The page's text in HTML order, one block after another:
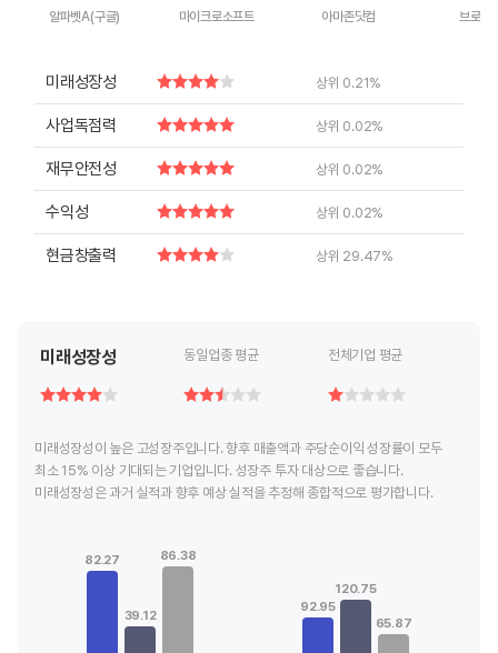
알파벳A(구글) 마이크로소프트 아마존닷컴 브로드
미래성장성 상위 0.21%
사업독점력 상위 0.02%
재무안전성 상위 0.02%
수익성 상위 0.02%
현금창출력 상위 29.47%
미래성장성 동일업종 평균 전체기업 평균
미래성장성이 높은 고성장주입니다. 향후 매출액과 주당순이익 성장률이 모두
최소 15% 이상 기대되는 기업입니다. 성장주 투자 대상으로 좋습니다.
미래성장성은 과거 실적과 향후 예상 실적을 추정해 종합적으로 평가합니다.
View as data table, Chart
The chart has 1 X axis displaying categories.
The chart has 1 Y axis displaying values. Data ranges from
82.27
39.12
86.38
The chart has 1 X axis
The chart has 1 Y axis
92.95
120.75
65.87